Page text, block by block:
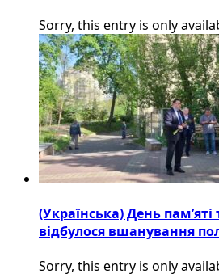
Sorry, this entry is only
(Українська) День
відбулося вшанування
Sorry, this entry is only